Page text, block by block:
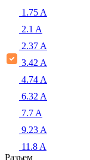
1.75 A
2.1 A
2.37 A
3.42 A
4.74 A
6.32 A
7.7 A
9.23 A
11.8 A
Разъем